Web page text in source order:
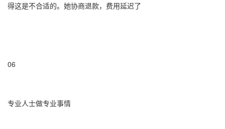
得这是不合适的。她协商退款，费用延迟了
06
专业人士做专业事情